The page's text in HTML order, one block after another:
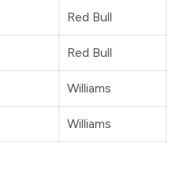
Red Bull
Red Bull
Williams
Williams